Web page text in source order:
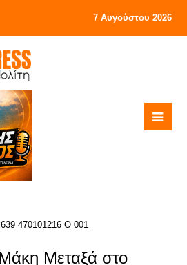
7 Αυγούστου 2026
Μεταξά στο